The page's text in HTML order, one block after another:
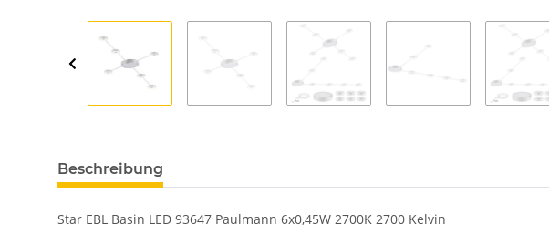
Beschreibung
Star EBL Basin LED 93647 Paulmann 6x0,45W 2700K 2700 Kelvin